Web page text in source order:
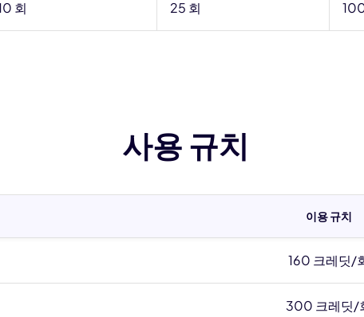
회 25 회
사용 규치
이용 규치
160 크레딧/
300 크레딧/